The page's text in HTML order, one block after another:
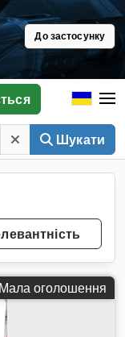
До застосунку
Шукати
Мала оголошення